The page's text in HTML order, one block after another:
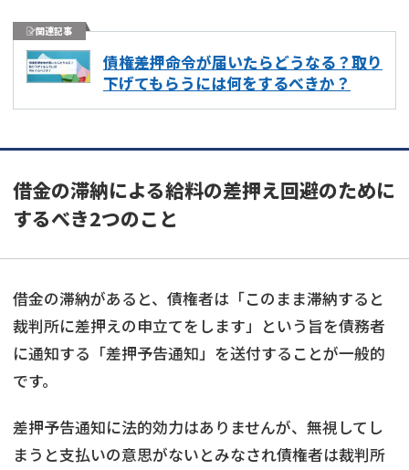
関連記事
債権差押命令が届いたらどうなる？取り
下げてもらうには何をするべきか？
借金の滞納による給料の差押え回避のために
するべき2つのこと
借金の滞納があると、債権者は「このまま滞納すると
裁判所に差押えの申立てをします」という旨を債務者
に通知する「差押予告通知」を送付することが一般的
です。
差押予告通知に法的効力はありませんが、無視してし
まうと支払いの意思がないとみなされ債権者は裁判所